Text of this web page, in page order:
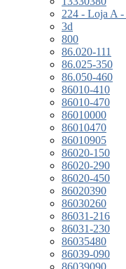
224 - Loja A
3d
800
86.020-111
86.025-350
86.050-460
86010-410
86010-470
86010000
86010470
86010905
86020-150
86020-290
86020-450
86020390
86030260
86031-216
86031-230
86035480
86039-090
86039090